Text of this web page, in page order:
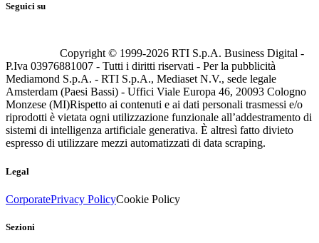
Seguici su
Copyright © 1999-2026 RTI S.p.A. Business Digital -
P.Iva 03976881007 - Tutti i diritti riservati - Per la pubblicità
Mediamond S.p.A. - RTI S.p.A., Mediaset N.V., sede legale
Amsterdam (Paesi Bassi) - Uffici Viale Europa 46, 20093 Cologno
Monzese (MI)Rispetto ai contenuti e ai dati personali trasmessi e/o
riprodotti è vietata ogni utilizzazione funzionale all’addestramento di
sistemi di intelligenza artificiale generativa. È altresì fatto divieto
espresso di utilizzare mezzi automatizzati di data scraping.
Legal
CorporatePrivacy PolicyCookie Policy
Sezioni